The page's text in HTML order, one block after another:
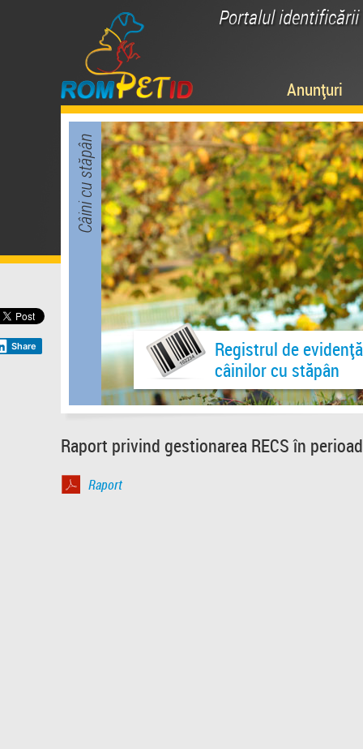
Portalul
Anunțuri
Câini cu stăpân
Registrul de
câinilor cu stăpân
Share
Raport privind gestionarea RECS în
Raport